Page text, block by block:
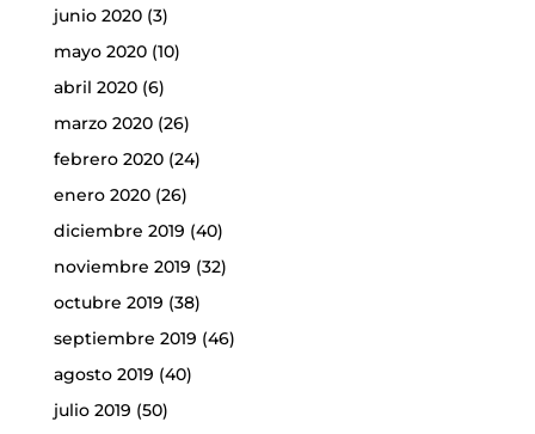
junio 2020(3)
mayo 2020(10)
abril 2020(6)
marzo 2020(26)
febrero 2020(24)
enero 2020(26)
diciembre 2019 (40)
noviembre 2019 (32)
octubre 2019 (38)
septiembre 2019 (46)
agosto 2019 (40)
julio 2019 (50)